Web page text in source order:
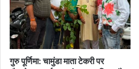
गुरु पूर्णिमा: चामुंडा माता टेकरी पर